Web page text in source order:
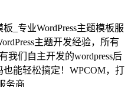
板_专业WordPress主题模板服
主题开发经验，所有
我们自主开发的wordpress后
能轻松搞定！WPCOM，打
务商